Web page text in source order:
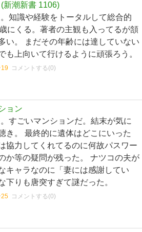
新潮新書 1106)
知識や経験をトータルして総合的
にくる。著者の主観も入ってるが頷
い。 まだその年齢には達していない
も上向いて行けるように頑張ろう。
コメントする(0)
ョン
すごいマンションだ。結末が気に
き。 最終的に遺体はどこにいった
協力してくれてるのに何故パスワー
か等の疑問が残った。 ナツコの夫が
キャラなのに「妻には感謝してい
下りも唐突すぎて謎だった。
コメントする(0)